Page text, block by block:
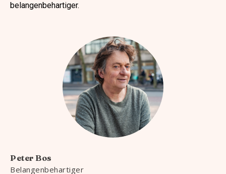
belangenbehartiger.
Peter Bos
Belangenbehartiger